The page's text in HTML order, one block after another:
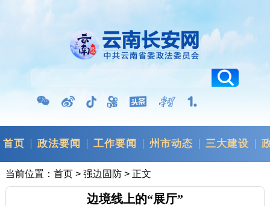
首页 政法要闻 工作要闻 州市动态 三大建设
当前位置： 首页> 强边固防> 正文
边境线上的“展厅”